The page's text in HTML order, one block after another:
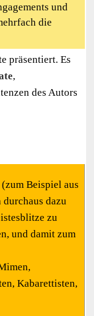
und
die
präsentiert. Es
,
des Autors
Beispiel aus
durchaus dazu
zu
und damit zum
Kabarettisten,